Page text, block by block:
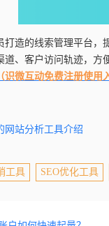
打造的线索管理平台，
道、客户访问轨迹，方
（识微互动免费注册使用
网站分析工具介绍
工具 SEO优化工具